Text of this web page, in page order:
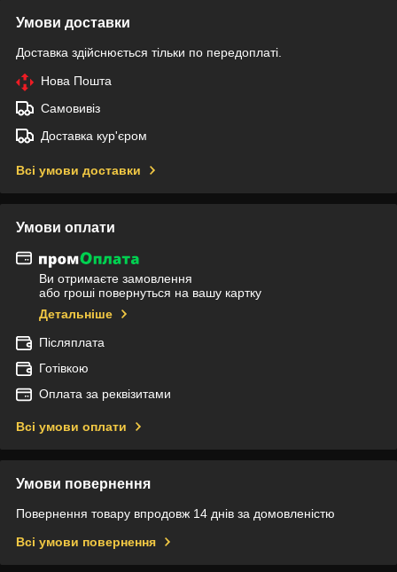
Умови доставки
Доставка здійснюється тільки по передоплаті.
Нова Пошта
Самовивіз
Доставка кур'єром
Всі умови доставки
Умови оплати
Ви отримаєте замовлення
або гроші повернуться на вашу картку
Детальніше
Післяплата
Готівкою
Оплата за реквізитами
Всі умови оплати
Умови повернення
Повернення товару впродовж 14 днів за домовленістю
Всі умови повернення